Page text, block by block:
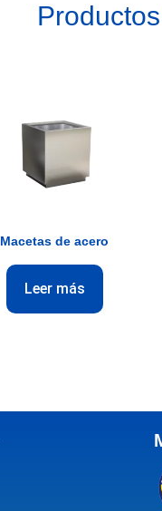
Macetas de acero
Leer más